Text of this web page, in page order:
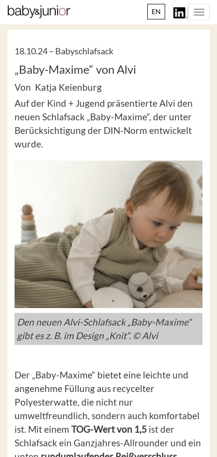
EN
18.10.24 – Babyschlafsack
„Baby-Maxime“ von Alvi
Von Katja Keienburg
Auf der Kind + Jugend präsentierte Alvi den
neuen Schlafsack „Baby-Maxime“, der unter
Berücksichtigung der DIN-Norm entwickelt
wurde.
Den neuen Alvi-Schlafsack „Baby-Maxime“
gibt es z. B. im Design „Knit“. © Alvi
Der „Baby-Maxime“ bietet eine leichte und
angenehme Füllung aus recycelter
Polyesterwatte, die nicht nur
umweltfreundlich, sondern auch komfortabel
ist. Mit einem TOG-Wert von 1,5 ist der
Schlafsack ein Ganzjahres-Allrounder und ein